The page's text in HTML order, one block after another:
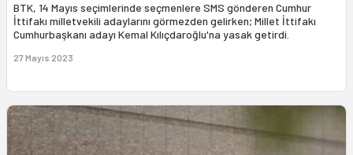
BTK, 14 Mayıs seçimlerinde seçmenlere SMS gönderen Cumhur
İttifakı milletvekili adaylarını görmezden gelirken; Millet İttifakı
Cumhurbaşkanı adayı Kemal Kılıçdaroğlu'na yasak getirdi.
27 Mayıs 2023